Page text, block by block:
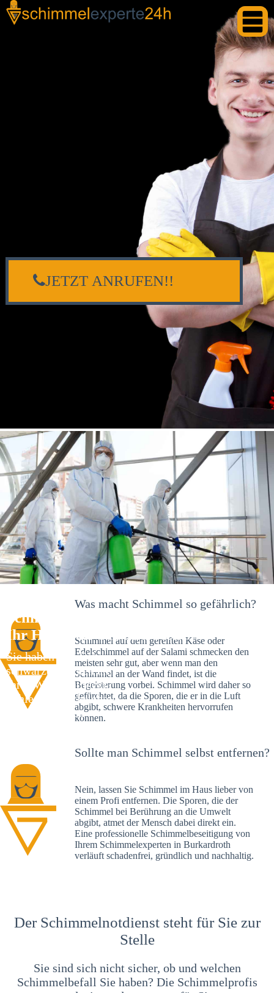
Schimmelexperte in Burkardroth –
Ihr Helfer an Ort und Stelle
Sie haben kürzlich
schwarze Flecken an
Ihrer Wand entdeckt?
Schlechte Nachrichten:
Sie haben einen
JETZT ANRUFEN!!
Was macht Schimmel so gefährlich?
Schimmel auf dem gereiften Käse oder
Edelschimmel auf der Salami schmecken den
meisten sehr gut, aber wenn man den
Schimmel an der Wand findet, ist die
Begeisterung vorbei. Schimmel wird daher so
gefürchtet, da die Sporen, die er in die Luft
abgibt, schwere Krankheiten hervorrufen
können.
Sollte man Schimmel selbst entfernen?
Nein, lassen Sie Schimmel im Haus lieber von
einem Profi entfernen. Die Sporen, die der
Schimmel bei Berührung an die Umwelt
abgibt, atmet der Mensch dabei direkt ein.
Eine professionelle Schimmelbeseitigung von
Ihrem Schimmelexperten in Burkardroth
verläuft schadenfrei, gründlich und nachhaltig.
Der Schimmelnotdienst steht für Sie zur
Stelle
Sie sind sich nicht sicher, ob und welchen
Schimmelbefall Sie haben? Die Schimmelprofis